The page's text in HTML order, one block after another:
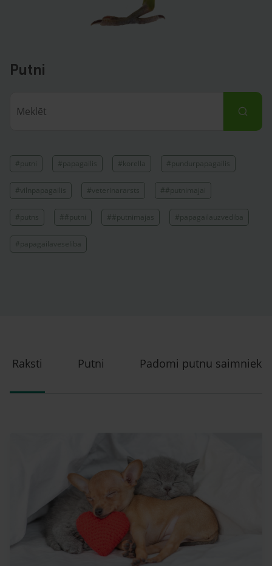
Putni
#putni #papagailis #korella #pundurpapagailis
#vilnpapagailis #veterinararsts ##putnimajai
#putns ##putni ##putnimajas #papagailauzvediba
#papagailaveseliba
Raksti Putni Padomi putnu